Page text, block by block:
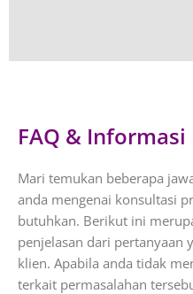
FAQ & Informasi
Mari temukan beberapa
anda mengenai konsultasi
butuhkan. Berikut ini
penjelasan dari pertanyaan
klien. Apabila anda tidak
terkait permasalahan